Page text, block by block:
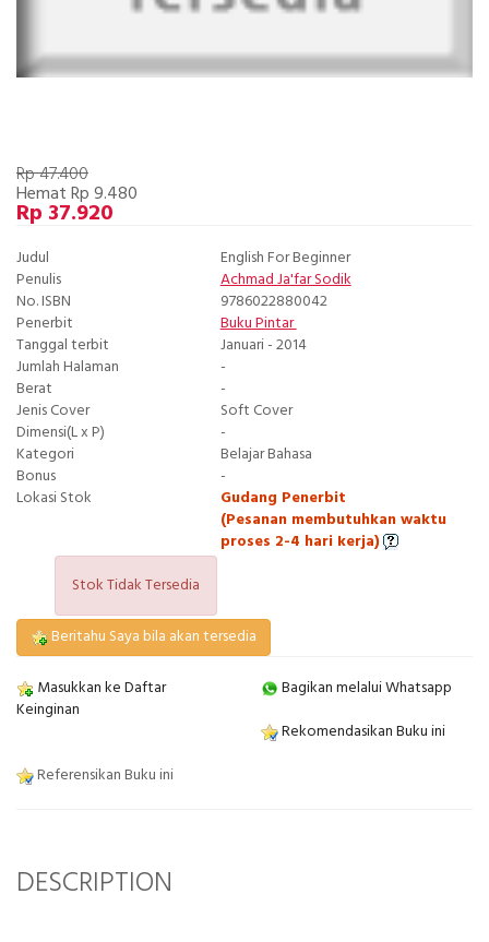
Rp 47.400
Hemat Rp 9.480
Rp 37.920
Judul
English For Beginner
Penulis
Achmad Ja'far Sodik
No. ISBN
9786022880042
Penerbit
Buku Pintar
Tanggal terbit
Januari - 2014
Jumlah Halaman
-
Berat
-
Jenis Cover
Soft Cover
Dimensi(L x P)
-
Kategori
Belajar Bahasa
Bonus
-
Lokasi Stok
Gudang Penerbit
(Pesanan membutuhkan waktu
proses 2-4 hari kerja)
Stok Tidak Tersedia
Beritahu Saya bila akan tersedia
Masukkan ke Daftar
Keinginan
Bagikan melalui Whatsapp
Rekomendasikan Buku ini
Referensikan Buku ini
DESCRIPTION